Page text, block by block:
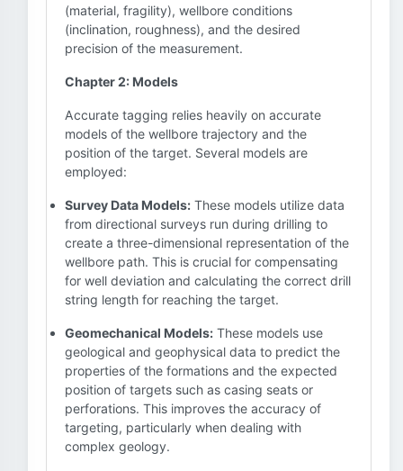
(material, fragility), wellbore conditions
(inclination, roughness), and the desired
precision of the measurement.
Chapter 2: Models
Accurate tagging relies heavily on accurate
models of the wellbore trajectory and the
position of the target. Several models are
employed:
Survey Data Models: These models utilize data
from directional surveys run during drilling to
create a three-dimensional representation of the
wellbore path. This is crucial for compensating
for well deviation and calculating the correct drill
string length for reaching the target.
Geomechanical Models: These models use
geological and geophysical data to predict the
properties of the formations and the expected
position of targets such as casing seats or
perforations. This improves the accuracy of
targeting, particularly when dealing with
complex geology.